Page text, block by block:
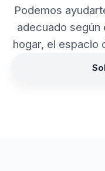
Podemos
adecuado según
hogar, el espacio